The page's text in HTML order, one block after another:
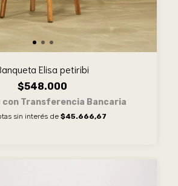
Elisa petiribi
$548.000
con Transferencia Bancaria
sin interés de $45.666,67